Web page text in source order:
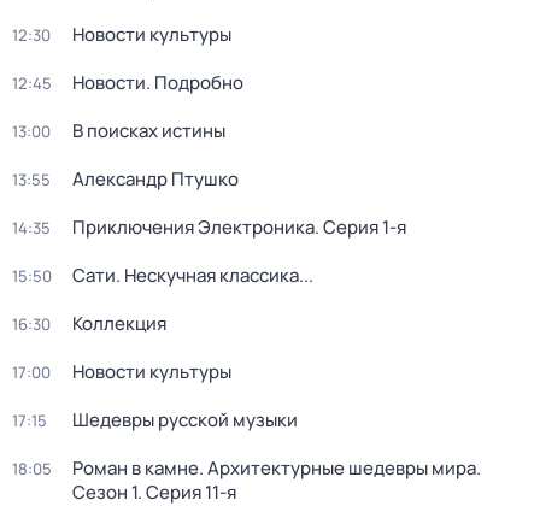
12:30 Новости культуры
12:45 Новости. Подробно
13:00 В поисках истины
13:55 Александр Птушко
14:35 Приключения Электроника. Серия 1-я
15:50 Сати. Нескучная классика...
16:30 Коллекция
17:00 Новости культуры
17:15 Шедевры русской музыки
18:05 Роман в камне. Архитектурные шедевры мира.
Сезон 1. Серия 11-я